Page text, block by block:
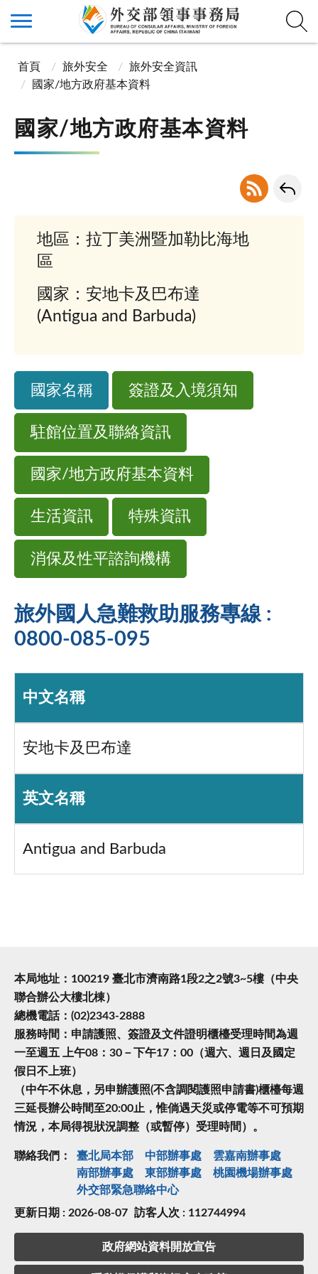
首頁 旅外安全
旅外安全資訊
國家/地方政府基本資料
國家/地方政府基本資料
地區：拉丁美洲暨加勒比海地
區
國家：安地卡及巴布達
(Antigua and Barbuda)
國家名稱 簽證及入境須知
駐館位置及聯絡資訊
國家/地方政府基本資料
生活資訊 特殊資訊
消保及性平諮詢機構
旅外國人急難救助服務專線 :
0800-085-095
中文名稱
安地卡及巴布達
英文名稱
Antigua and Barbuda
本局地址：100219 臺北市濟南路1段2之2號3~5樓（中央
聯合辦公大樓北棟）
總機電話：(02)2343-2888
服務時間：申請護照、簽證及文件證明櫃檯受理時間為週
一至週五 上午08：30－下午17：00（週六、週日及國定
假日不上班）
（中午不休息，另申辦護照(不含調閱護照申請書)櫃檯每週
三延長辦公時間至20:00止，惟倘遇天災或停電等不可預期
情況，本局得視狀況調整（或暫停）受理時間）。
聯絡我們： 臺北局本部 中部辦事處
雲嘉南辦事處
南部辦事處
東部辦事處
桃園機場辦事處
外交部緊急聯絡中⼼
更新日期 : 2026-08-07 訪客人次 : 112744994
政府網站資料開放宣告